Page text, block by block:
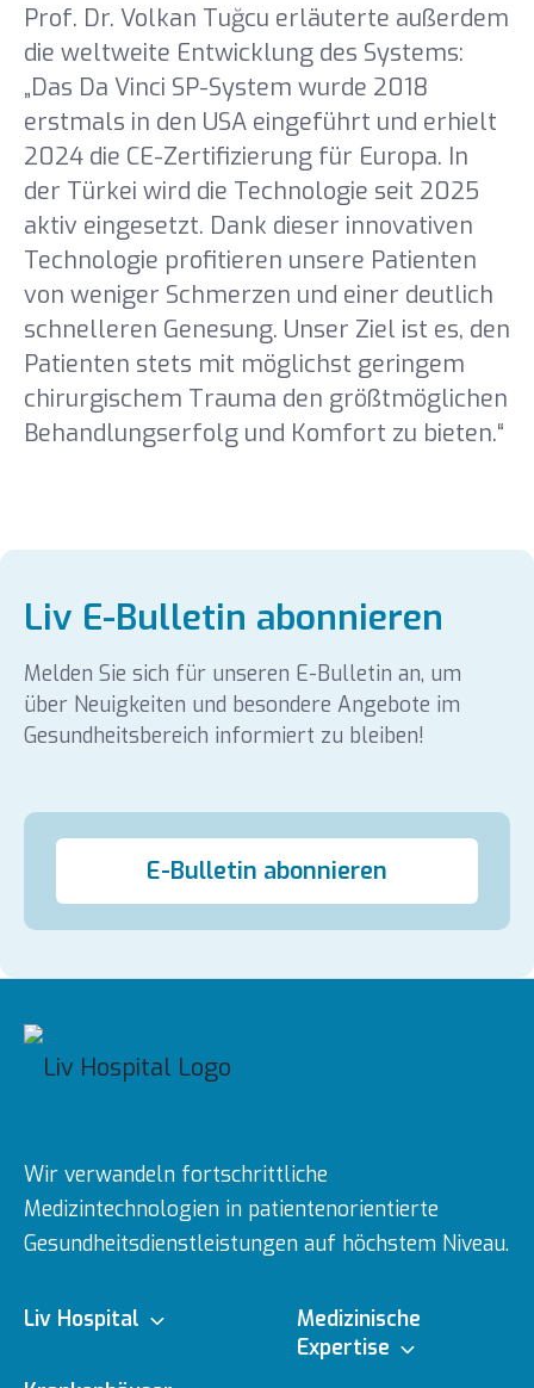
Prof. Dr. Volkan Tuğcu erläuterte außerdem
die weltweite Entwicklung des Systems:
„Das Da Vinci SP-System wurde 2018
erstmals in den USA eingeführt und erhielt
2024 die CE-Zertifizierung für Europa. In
der Türkei wird die Technologie seit 2025
aktiv eingesetzt. Dank dieser innovativen
Technologie profitieren unsere Patienten
von weniger Schmerzen und einer deutlich
schnelleren Genesung. Unser Ziel ist es, den
Patienten stets mit möglichst geringem
chirurgischem Trauma den größtmöglichen
Behandlungserfolg und Komfort zu bieten.“
Liv E-Bulletin abonnieren
Melden Sie sich für unseren E-Bulletin an, um
über Neuigkeiten und besondere Angebote im
Gesundheitsbereich informiert zu bleiben!
E-Bulletin abonnieren
Wir verwandeln fortschrittliche
Medizintechnologien in patientenorientierte
Gesundheitsdienstleistungen auf höchstem Niveau.
Liv Hospital
Über uns
Medizinische
Expertise